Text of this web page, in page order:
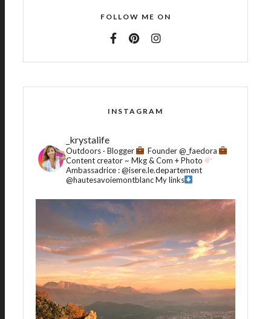
FOLLOW ME ON
INSTAGRAM
_krystalife
Outdoors · Blogger
Founder @_faedora
Content creator ~ Mkg & Com + Photo
Ambassadrice :@isere.le.departement
@hautesavoiemontblancMy links